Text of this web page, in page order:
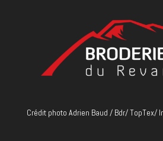
Crédit photo Adrien Baud / Bdr/ TopTex/